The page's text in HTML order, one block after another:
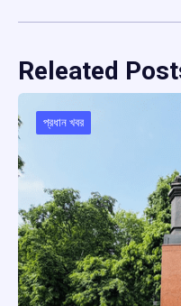
Releated
প্রধান খবর